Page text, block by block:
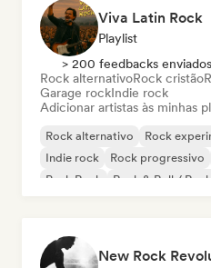
Viva Latin Rock
Playlist
> 200 feedbacks enviados
Rock alternativoRock cristão
Garage rockIndie rock
Adicionar artistas às minhas
Rock alternativo Rock
Indie rock
Rock progressivo
Punk Rock
Rock & Roll / Rock
New Rock